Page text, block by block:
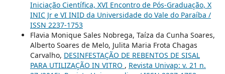
Iniciação Científica, XVI Encontro de Pós-Graduação, X
INIC Jr e VI INID da Universidade do Vale do Paraíba /
ISSN 2237-1753
Flavia Monique Sales Nobrega, Taíza da Cunha Soares,
Alberto Soares de Melo, Julita Maria Frota Chagas
Carvalho, DESINFESTAÇÃO DE REBENTOS DE SISAL
PARA UTILIZAÇÃO IN VITRO , Revista Univap: v. 21 n.